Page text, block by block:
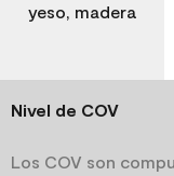
yeso, madera
Nivel de COV
Los COV son